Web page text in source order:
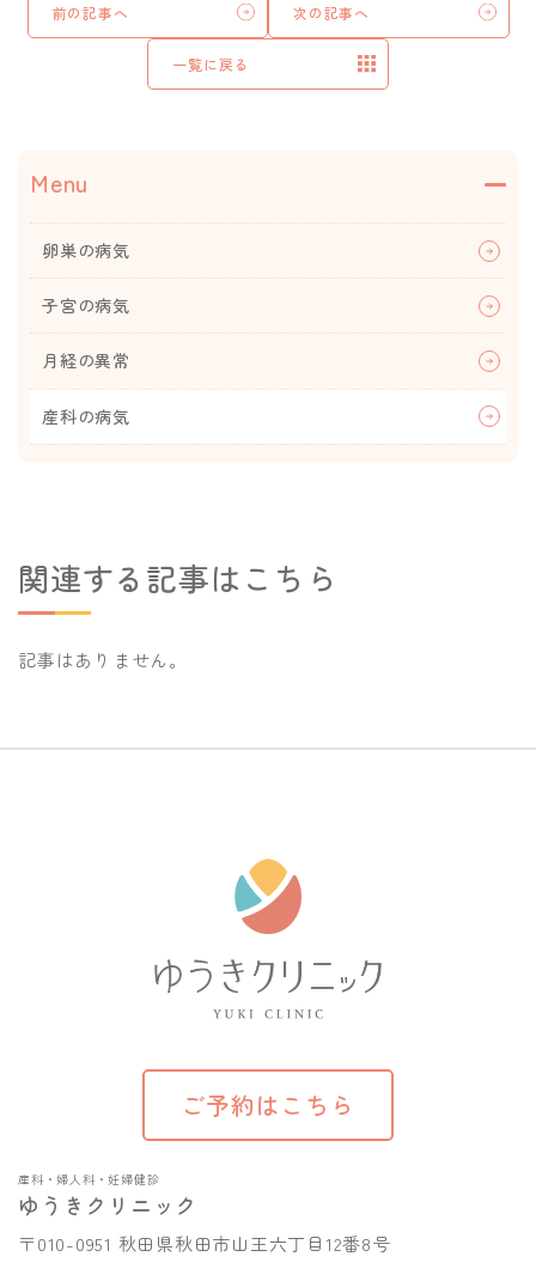
Menu
卵巣の病気
子宮の病気
月経の異常
産科の病気
前の記事へ
一覧に戻る
次の記事へ
関連する記事はこちら
記事はありません。
ご予約はこちら
産科・婦人科・妊婦健診
ゆうきクリニック
〒010-0951 秋田県秋田市山王六丁目12番8号